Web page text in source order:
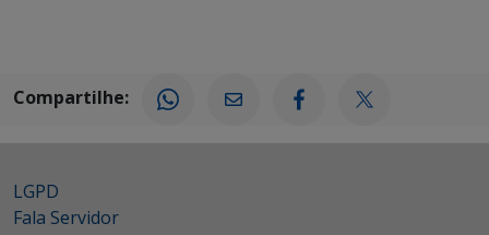
Compartilhe:
LGPD
Fala Servidor